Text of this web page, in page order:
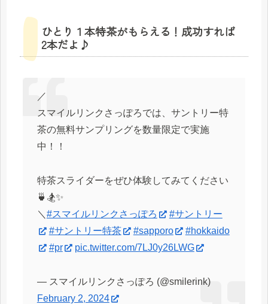
ひとり１本特茶がもらえる！成功すれば
2本だよ♪
／
スマイルリンクさっぽろでは、サントリー特
茶の無料サンプリングを数量限定で実施
中！！
特茶スライダーをぜひ体験してみてください
🍵🏂✨
＼ #スマイルリンクさっぽろ
#サントリー
#サントリー特茶
#sapporo
#hokkaido
#pr
pic.twitter.com/7LJ0y26LWG
— スマイルリンクさっぽろ (@smilerink)
February 2, 2024